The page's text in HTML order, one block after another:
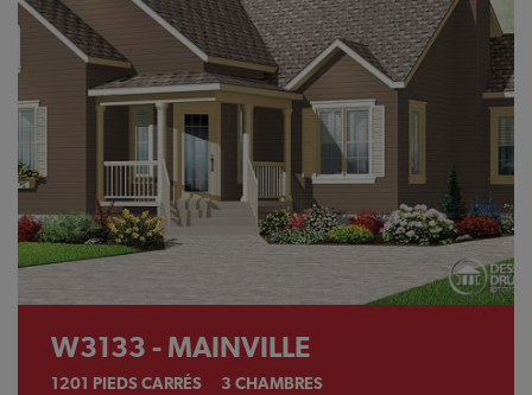
W3133 - MAINVILLE
1201 PIEDS CARRÉS 3 CHAMBRES